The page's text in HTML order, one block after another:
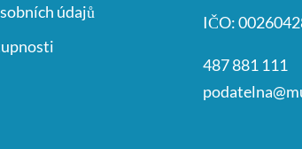
údajů
IČO:
487 881 111